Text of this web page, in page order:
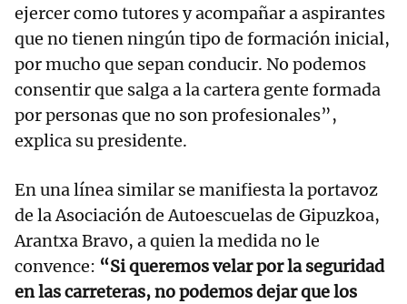
ejercer como tutores y acompañar a aspirantes
que no tienen ningún tipo de formación inicial,
por mucho que sepan conducir. No podemos
consentir que salga a la cartera gente formada
por personas que no son profesionales”,
explica su presidente.
En una línea similar se manifiesta la portavoz
de la Asociación de Autoescuelas de Gipuzkoa,
Arantxa Bravo, a quien la medida no le
convence: “Si queremos velar por la seguridad
en las carreteras, no podemos dejar que los